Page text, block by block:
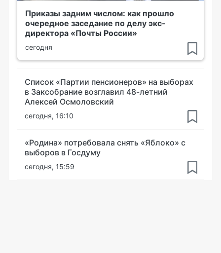
Приказы задним числом: как прошло
очередное заседание по делу экс-
директора «Почты России»
сегодня
Список «Партии пенсионеров» на выборах
в Заксобрание возглавил 48-летний
Алексей Осмоловский
сегодня, 16:10
«Родина» потребовала снять «Яблоко» с
выборов в Госдуму
сегодня, 15:59